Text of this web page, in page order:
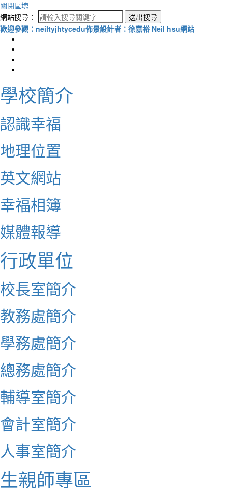
關閉區塊
網站搜尋：
送出搜尋
歡迎參觀：neiltyjhtycedu佈景設計者：徐嘉裕 Neil hsu網站
學校簡介
認識幸福
地理位置
英文網站
幸福相簿
媒體報導
行政單位
校長室簡介
教務處簡介
學務處簡介
總務處簡介
輔導室簡介
會計室簡介
人事室簡介
生親師專區